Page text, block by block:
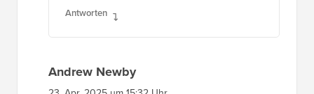
Andrew Newby